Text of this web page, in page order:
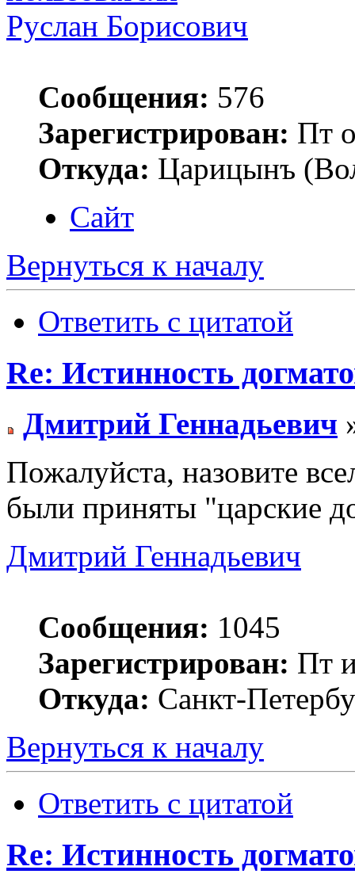
Руслан Борисович
Сообщения: 576
Зарегистрирован: Пт
Откуда: Царицынъ
Сайт
Вернуться к началу
Ответить с цитатой
Re: Истинность
Дмитрий Геннадьевич
Пожалуйста, назовите
были приняты "царские
Дмитрий Геннадьевич
Сообщения: 1045
Зарегистрирован: Пт
Откуда: Санкт-
Вернуться к началу
Ответить с цитатой
Re: Истинность